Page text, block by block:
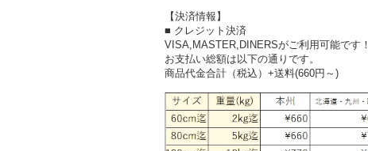
【決済情報】
■ クレジット決済
VISA,MASTER,DINERSがご利用可能です！
お支払い総額は以下の通りです。
商品代金合計（税込）+送料(660円～)